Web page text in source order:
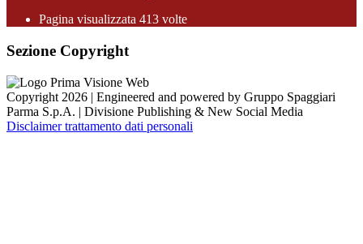
Pagina visualizzata 413 volte
Sezione Copyright
Copyright 2026 | Engineered and powered by Gruppo Spaggiari
Parma S.p.A. | Divisione Publishing & New Social Media
Disclaimer trattamento dati personali